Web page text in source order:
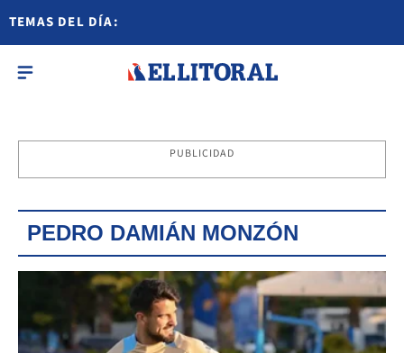
TEMAS DEL DÍA:
PUBLICIDAD
PEDRO DAMIÁN MONZÓN